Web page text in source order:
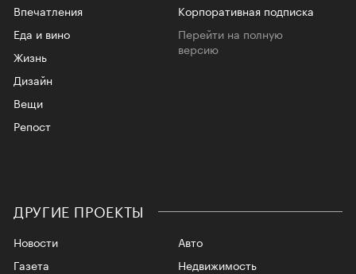
Впечатления
Еда и вино
Жизнь
Дизайн
Вещи
Репост
Корпоративная подписка
Перейти на полную
версию
ДРУГИЕ ПРОЕКТЫ
Новости
Газета
Авто
Недвижимость